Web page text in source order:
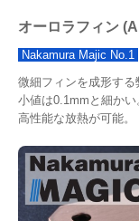
オーロラフィン
Nakamura Majic No.1
微細フィンを成形す
小値は0.1mmと細か
高性能な放熱が可能。